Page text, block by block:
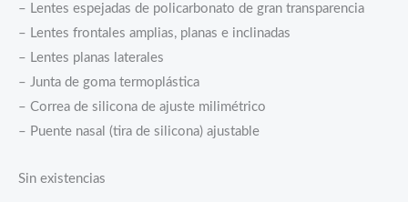
– Lentes espejadas de policarbonato de gran transparencia
– Lentes frontales amplias, planas e inclinadas
– Lentes planas laterales
– Junta de goma termoplástica
– Correa de silicona de ajuste milimétrico
– Puente nasal (tira de silicona) ajustable
Sin existencias